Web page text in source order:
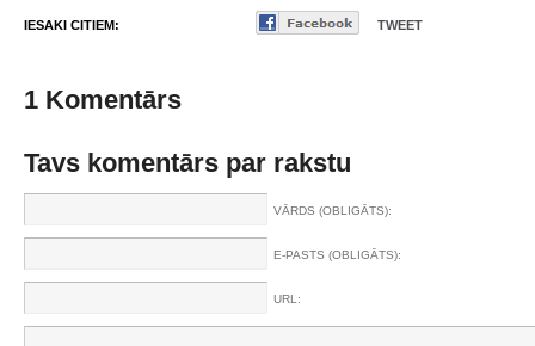
IESAKI CITIEM: TWEET
1 Komentārs
Tavs komentārs par rakstu
VĀRDS (OBLIGĀTS):
E-PASTS (OBLIGĀTS):
URL: